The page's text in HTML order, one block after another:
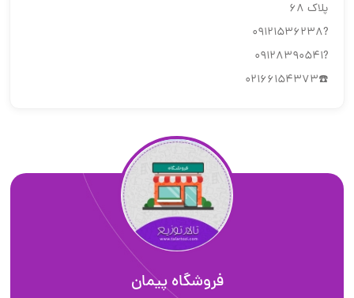
پلاک 68
?09121536238
?09128390541
☎️02166154373
فروشگاه پیمان